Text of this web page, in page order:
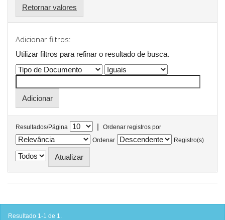
Retornar valores
Adicionar filtros:
Utilizar filtros para refinar o resultado de busca.
Resultados/Página |
Ordenar registros por
Ordenar
Registro(s)
Resultado 1-1 de 1.